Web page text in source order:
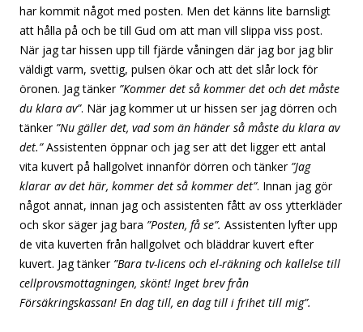
har kommit något med posten. Men det känns lite barnsligt
att hålla på och be till Gud om att man vill slippa viss post.
När jag tar hissen upp till fjärde våningen där jag bor jag blir
väldigt varm, svettig, pulsen ökar och att det slår lock för
öronen. Jag tänker ”Kommer det så kommer det och det måste
du klara av”. När jag kommer ut ur hissen ser jag dörren och
tänker ”Nu gäller det, vad som än händer så måste du klara av
det.”Assistenten öppnar och jag ser att det ligger ett antal
vita kuvert på hallgolvet innanför dörren och tänker ”Jag
klarar av det här, kommer det så kommer det”. Innan jag gör
något annat, innan jag och assistenten fått av oss ytterkläder
och skor säger jag bara ”Posten, få se”. Assistenten lyfter upp
de vita kuverten från hallgolvet och bläddrar kuvert efter
kuvert. Jag tänker ”Bara tv-licens och el-räkning och kallelse till
cellprovsmottagningen, skönt! Inget brev från
Försäkringskassan! En dag till, en dag till i frihet till mig”.